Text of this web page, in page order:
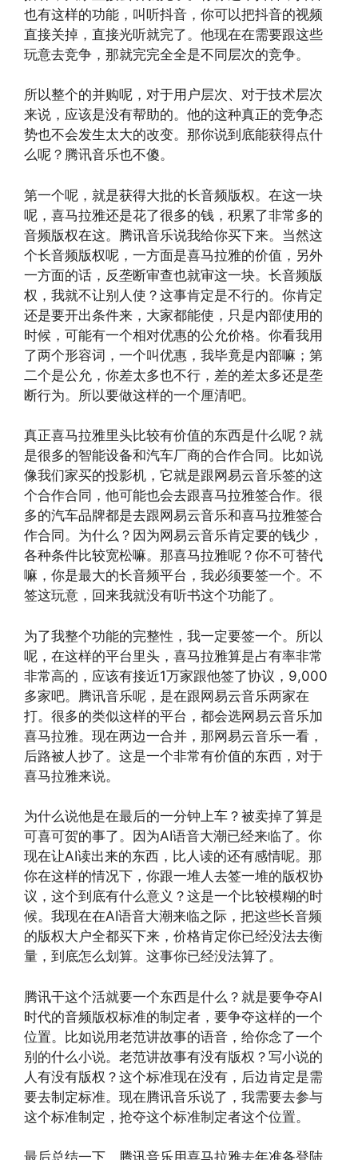
也有这样的功能，叫听抖音，你可以把抖音的视频
直接关掉，直接光听就完了。他现在在需要跟这些
玩意去竞争，那就完完全全是不同层次的竞争。
所以整个的并购呢，对于用户层次、对于技术层次
来说，应该是没有帮助的。他的这种真正的竞争态
势也不会发生太大的改变。那你说到底能获得点什
么呢？腾讯音乐也不傻。
第一个呢，就是获得大批的长音频版权。在这一块
呢，喜马拉雅还是花了很多的钱，积累了非常多的
音频版权在这。腾讯音乐说我给你买下来。当然这
个长音频版权呢，一方面是喜马拉雅的价值，另外
一方面的话，反垄断审查也就审这一块。长音频版
权，我就不让别人使？这事肯定是不行的。你肯定
还是要开出条件来，大家都能使，只是内部使用的
时候，可能有一个相对优惠的公允价格。你看我用
了两个形容词，一个叫优惠，我毕竟是内部嘛；第
二个是公允，你差太多也不行，差的差太多还是垄
断行为。所以要做这样的一个厘清吧。
真正喜马拉雅里头比较有价值的东西是什么呢？就
是很多的智能设备和汽车厂商的合作合同。比如说
像我们家买的投影机，它就是跟网易云音乐签的这
个合作合同，他可能也会去跟喜马拉雅签合作。很
多的汽车品牌都是去跟网易云音乐和喜马拉雅签合
作合同。为什么？因为网易云音乐肯定要的钱少，
各种条件比较宽松嘛。那喜马拉雅呢？你不可替代
嘛，你是最大的长音频平台，我必须要签一个。不
签这玩意，回来我就没有听书这个功能了。
为了我整个功能的完整性，我一定要签一个。所以
呢，在这样的平台里头，喜马拉雅算是占有率非常
非常高的，应该有接近1万家跟他签了协议，9,000
多家吧。腾讯音乐呢，是在跟网易云音乐两家在
打。很多的类似这样的平台，都会选网易云音乐加
喜马拉雅。现在两边一合并，那网易云音乐一看，
后路被人抄了。这是一个非常有价值的东西，对于
喜马拉雅来说。
为什么说他是在最后的一分钟上车？被卖掉了算是
可喜可贺的事了。因为AI语音大潮已经来临了。你
现在让AI读出来的东西，比人读的还有感情呢。那
你在这样的情况下，你跟一堆人去签一堆的版权协
议，这个到底有什么意义？这是一个比较模糊的时
候。我现在在AI语音大潮来临之际，把这些长音频
的版权大户全都买下来，价格肯定你已经没法去衡
量，到底怎么划算。这事你已经没法算了。
腾讯干这个活就要一个东西是什么？就是要争夺AI
时代的音频版权标准的制定者，要争夺这样的一个
位置。比如说用老范讲故事的语音，给你念了一个
别的什么小说。老范讲故事有没有版权？写小说的
人有没有版权？这个标准现在没有，后边肯定是需
要去制定标准。现在腾讯音乐说了，我需要去参与
这个标准制定，抢夺这个标准制定者这个位置。